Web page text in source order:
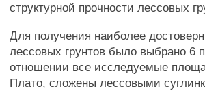
структурной прочности лессовых
Для получения наиболее
лессовых грунтов было выбрано 6
отношении все исследуемые
Плато, сложены лессовыми